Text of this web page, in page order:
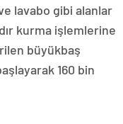
lavabo gibi alanlar
kurma işlemlerine
büyükbaş
160 bin